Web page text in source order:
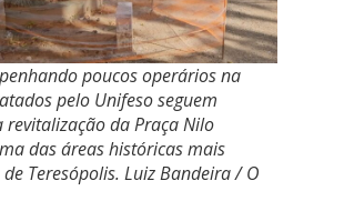
poucos operários na
pelo Unifeso seguem
revitalização da Praça Nilo
das áreas históricas mais
Teresópolis. Luiz Bandeira / O